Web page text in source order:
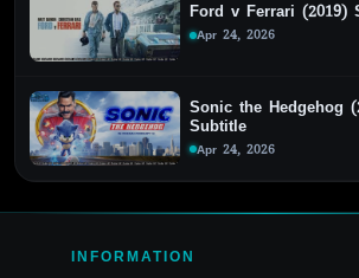
Ford v Ferrari (2019)
Apr 24, 2026
Sonic the Hedgehog
Subtitle
Apr 24, 2026
INFORMATION